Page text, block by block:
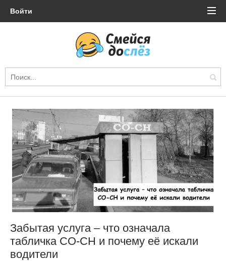
Войти
Забытая услуга – что означала
табличка СО-СН и почему её искали
водители